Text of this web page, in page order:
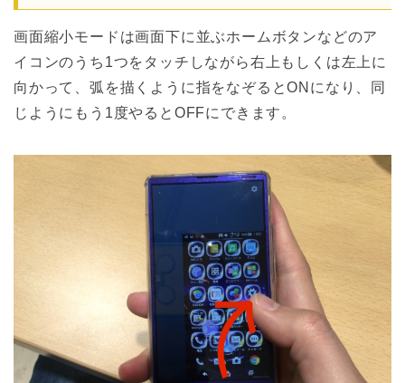
画面縮小モードは画面下に並ぶホームボタンなどのア
イコンのうち1つをタッチしながら右上もしくは左上に
向かって、弧を描くように指をなぞるとONになり、同
じようにもう1度やるとOFFにできます。